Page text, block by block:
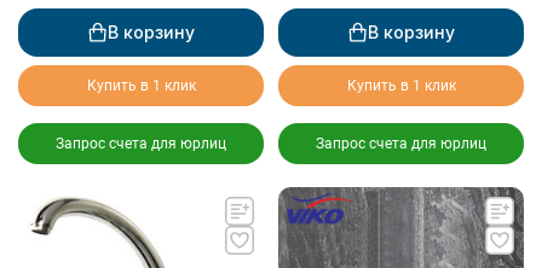
В корзину
Купить в 1 клик
Запрос счета для юрлиц
В корзину
Купить в 1 клик
Запрос счета для юрлиц